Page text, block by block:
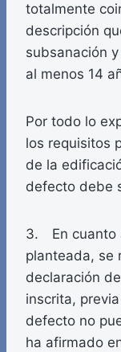
totalmente
descripción
subsanación
al menos 14
Por todo lo
los requisitos
de la
defecto debe
3. En cuanto
planteada, se
declaración
inscrita,
defecto no
ha afirmado